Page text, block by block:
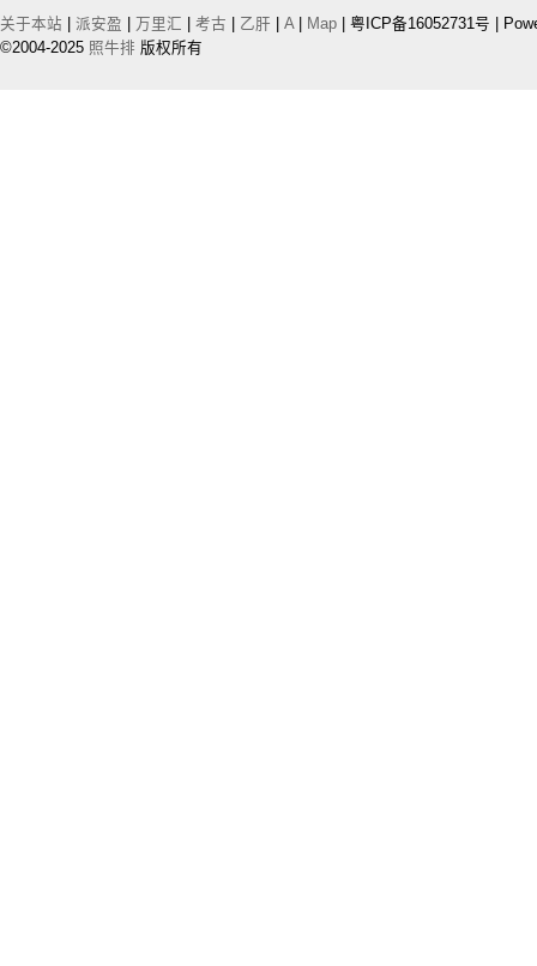
关于本站 派安盈 万里汇 考古 乙肝 A| Map | 粤ICP备16052731号 |
©2004-2025 照牛排 版权所有